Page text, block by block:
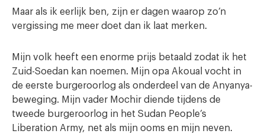
Maar als ik eerlijk ben, zijn er dagen waarop zo’n
vergissing me meer doet dan ik laat merken.
Mijn volk heeft een enorme prijs betaald zodat ik het
Zuid-Soedan kan noemen. Mijn opa Akoual vocht in
de eerste burgeroorlog als onderdeel van de Anyanya-
beweging. Mijn vader Mochir diende tijdens de
tweede burgeroorlog in het Sudan People’s
Liberation Army, net als mijn ooms en mijn neven.